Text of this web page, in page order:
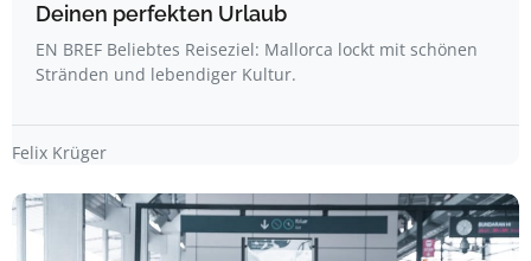
Deinen perfekten Urlaub
EN BREF Beliebtes Reiseziel: Mallorca lockt mit schönen
Stränden und lebendiger Kultur.
Felix Krüger